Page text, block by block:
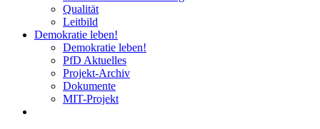
Qualität
Leitbild
Demokratie leben!
Demokratie leben!
PfD Aktuelles
Projekt-Archiv
Dokumente
MIT-Projekt